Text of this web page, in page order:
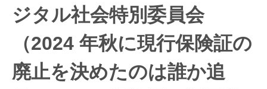
ジタル社会特別委員会
（2024 年秋に現行保険証の
廃止を決めたのは誰か追